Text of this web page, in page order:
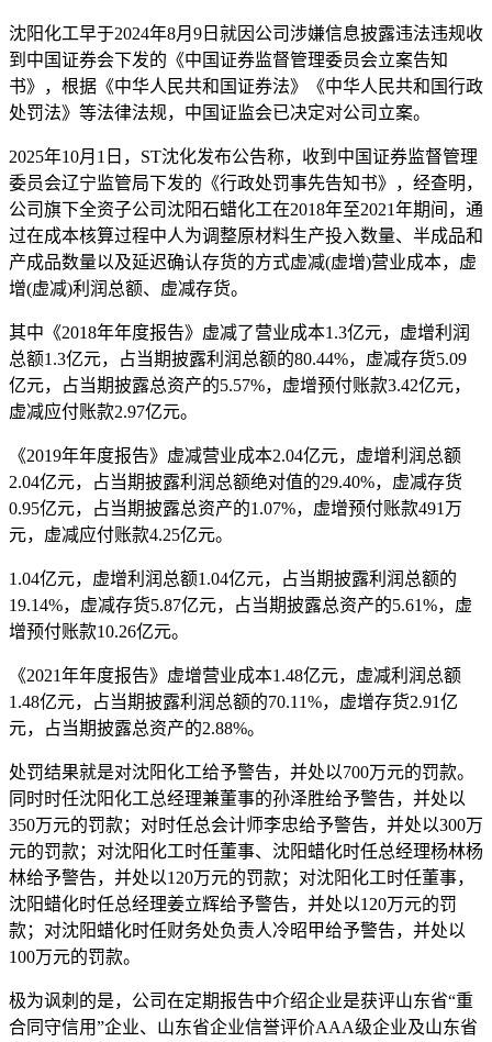
沈阳化工早于2024年8月9日就因公司涉嫌信息披露违法违规收
到中国证券会下发的《中国证券监督管理委员会立案告知
书》，根据《中华人民共和国证券法》《中华人民共和国行政
处罚法》等法律法规，中国证监会已决定对公司立案。
2025年10月1日，ST沈化发布公告称，收到中国证券监督管理
委员会辽宁监管局下发的《行政处罚事先告知书》，经查明，
公司旗下全资子公司沈阳石蜡化工在2018年至2021年期间，通
过在成本核算过程中人为调整原材料生产投入数量、半成品和
产成品数量以及延迟确认存货的方式虚减(虚增)营业成本，虚
增(虚减)利润总额、虚减存货。
其中《2018年年度报告》虚减了营业成本1.3亿元，虚增利润
总额1.3亿元，占当期披露利润总额的80.44%，虚减存货5.09
亿元，占当期披露总资产的5.57%，虚增预付账款3.42亿元，
虚减应付账款2.97亿元。
《2019年年度报告》虚减营业成本2.04亿元，虚增利润总额
2.04亿元，占当期披露利润总额绝对值的29.40%，虚减存货
0.95亿元，占当期披露总资产的1.07%，虚增预付账款491万
元，虚减应付账款4.25亿元。
1.04亿元，虚增利润总额1.04亿元，占当期披露利润总额的
19.14%，虚减存货5.87亿元，占当期披露总资产的5.61%，虚
增预付账款10.26亿元。
《2021年年度报告》虚增营业成本1.48亿元，虚减利润总额
1.48亿元，占当期披露利润总额的70.11%，虚增存货2.91亿
元，占当期披露总资产的2.88%。
处罚结果就是对沈阳化工给予警告，并处以700万元的罚款。
同时时任沈阳化工总经理兼董事的孙泽胜给予警告，并处以
350万元的罚款；对时任总会计师李忠给予警告，并处以300万
元的罚款；对沈阳化工时任董事、沈阳蜡化时任总经理杨林杨
林给予警告，并处以120万元的罚款；对沈阳化工时任董事，
沈阳蜡化时任总经理姜立辉给予警告，并处以120万元的罚
款；对沈阳蜡化时任财务处负责人冷昭甲给予警告，并处以
100万元的罚款。
极为讽刺的是，公司在定期报告中介绍企业是获评山东省“重
合同守信用”企业、山东省企业信誉评价AAA级企业及山东省